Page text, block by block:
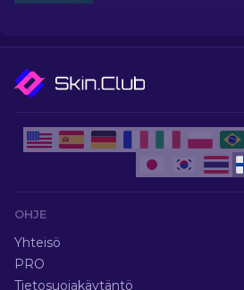
OHJE
Yhteisö
PRO
Tietosuojakäytäntö